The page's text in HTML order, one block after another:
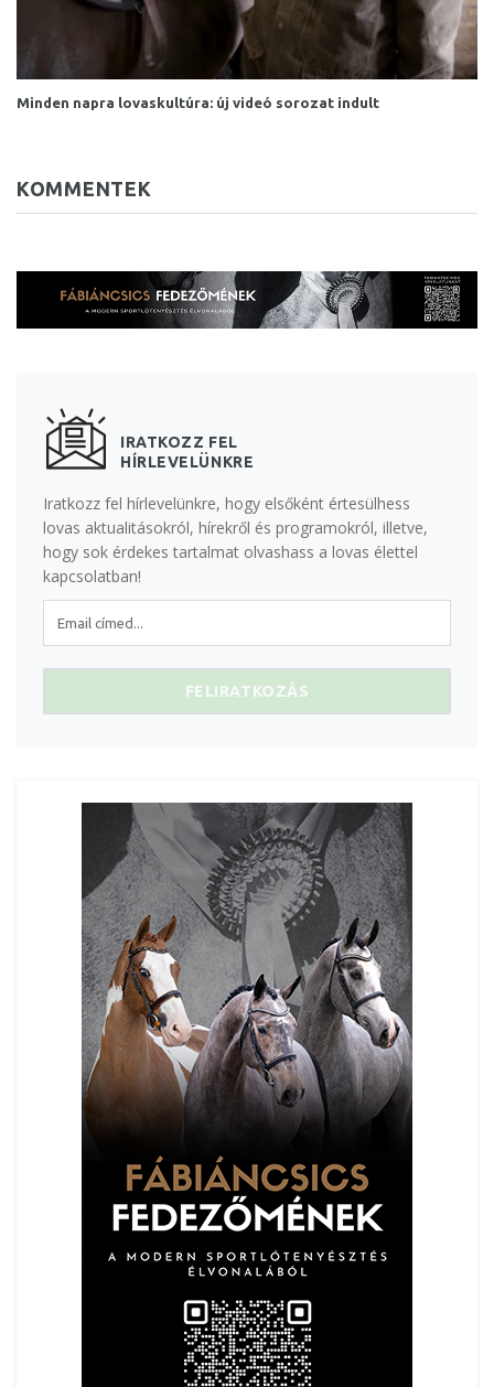
Minden napra lovaskultúra: új videó sorozat indult
KOMMENTEK
IRATKOZZ FEL
HÍRLEVELÜNKRE
Iratkozz fel hírlevelünkre, hogy elsőként értesülhess
lovas aktualitásokról, hírekről és programokról, illetve,
hogy sok érdekes tartalmat olvashass a lovas élettel
kapcsolatban!